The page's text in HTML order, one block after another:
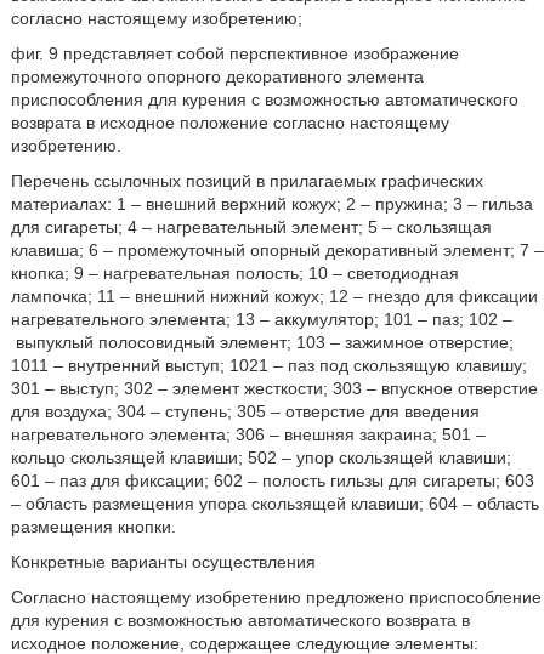
согласно настоящему изобретению;
фиг. 9 представляет собой перспективное изображение
промежуточного опорного декоративного элемента
приспособления для курения с возможностью автоматического
возврата в исходное положение согласно настоящему
изобретению.
Перечень ссылочных позиций в прилагаемых графических
материалах: 1 – внешний верхний кожух; 2 – пружина; 3 – гильза
для сигареты; 4 – нагревательный элемент; 5 – скользящая
клавиша; 6 – промежуточный опорный декоративный элемент; 7 –
кнопка; 9 – нагревательная полость; 10 – светодиодная
лампочка; 11 – внешний нижний кожух; 12 – гнездо для фиксации
нагревательного элемента; 13 – аккумулятор; 101 – паз; 102 –
выпуклый полосовидный элемент; 103 – зажимное отверстие;
1011 – внутренний выступ; 1021 – паз под скользящую клавишу;
301 – выступ; 302 – элемент жесткости; 303 – впускное отверстие
для воздуха; 304 – ступень; 305 – отверстие для введения
нагревательного элемента; 306 – внешняя закраина; 501 –
кольцо скользящей клавиши; 502 – упор скользящей клавиши;
601 – паз для фиксации; 602 – полость гильзы для сигареты; 603
– область размещения упора скользящей клавиши; 604 – область
размещения кнопки.
Конкретные варианты осуществления
Согласно настоящему изобретению предложено приспособление
для курения с возможностью автоматического возврата в
исходное положение, содержащее следующие элементы: